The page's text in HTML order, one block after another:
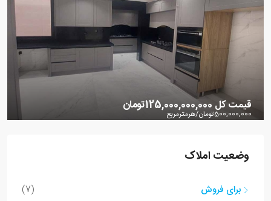
قیمت کل 125,000,000,000تومان
500,000,000تومان /هرمترمربع
آپارتمان4خواب تکواحدی کوی کیهان
33346
وضعیت املاک
برای فروش
(7)